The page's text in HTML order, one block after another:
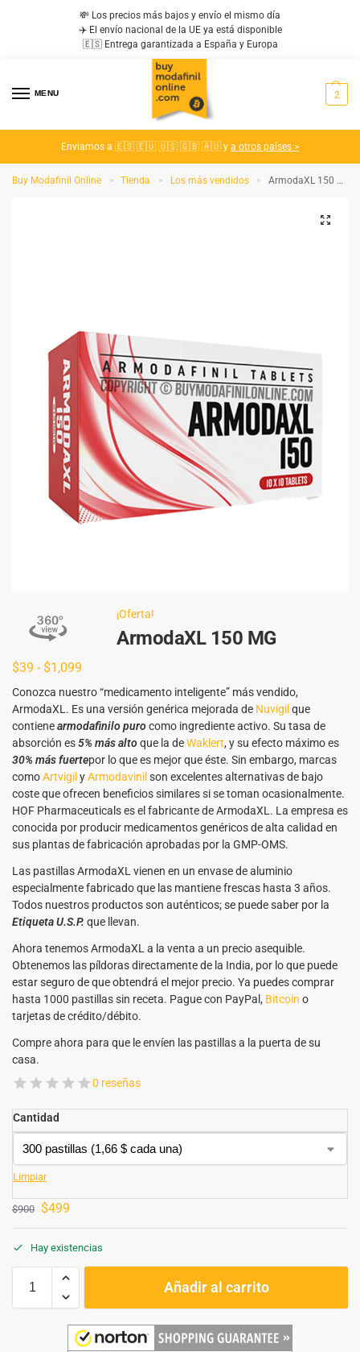
💸 Los precios más bajos y envío el mismo día
✈️ El envío nacional de la UE ya está disponible
🇪🇸 Entrega garantizada a España y Europa
MENU 2
Enviamos a 🇪🇸 🇪🇺 🇺🇸 🇬🇧 🇦🇺 y a otros países >
Buy Modafinil Online > Tienda > Los más vendidos > ArmodaXL 150 MG
¡Oferta!
ArmodaXL 150 MG
$39 - $1,099
Conozca nuestro “medicamento inteligente” más vendido,
ArmodaXL. Es una versión genérica mejorada de Nuvigil que
contienearmodafinilo purocomo ingrediente activo. Su tasa de
absorción es5% más altoque la deWaklert, y su efecto máximo es
30% más fuertepor lo que es mejor que éste. Sin embargo, marcas
comoArtvigil yArmodavinil son excelentes alternativas de bajo
coste que ofrecen beneficios similares si se toman ocasionalmente.
HOF Pharmaceuticals es el fabricante de ArmodaXL. La empresa es
conocida por producir medicamentos genéricos de alta calidad en
sus plantas de fabricación aprobadas por la GMP-OMS.
Las pastillas ArmodaXL vienen en un envase de aluminio
especialmente fabricado que las mantiene frescas hasta 3 años.
Todos nuestros productos son auténticos; se puede saber por la
Etiqueta U.S.P. que llevan.
Ahora tenemos ArmodaXL a la venta a un precio asequible.
Obtenemos las píldoras directamente de la India, por lo que puede
estar seguro de que obtendrá el mejor precio. Ya puedes comprar
hasta 1000 pastillas sin receta. Pague con PayPal, Bitcoin o
tarjetas de crédito/débito.
Compre ahora para que le envíen las pastillas a la puerta de su
casa.
0 reseñas
Cantidad
Limpiar
$900 $499
Hay existencias
Añadir al carrito